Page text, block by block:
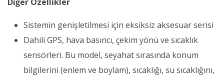
Sistemin genişletilmesi için eksiksiz aksesuar serisi
Dahili GPS, hava basıncı, çekim yönü ve sıcaklık
sensörleri. Bu model, seyahat sırasında konum
bilgilerini (enlem ve boylam), sıcaklığı, su sıcaklığını,